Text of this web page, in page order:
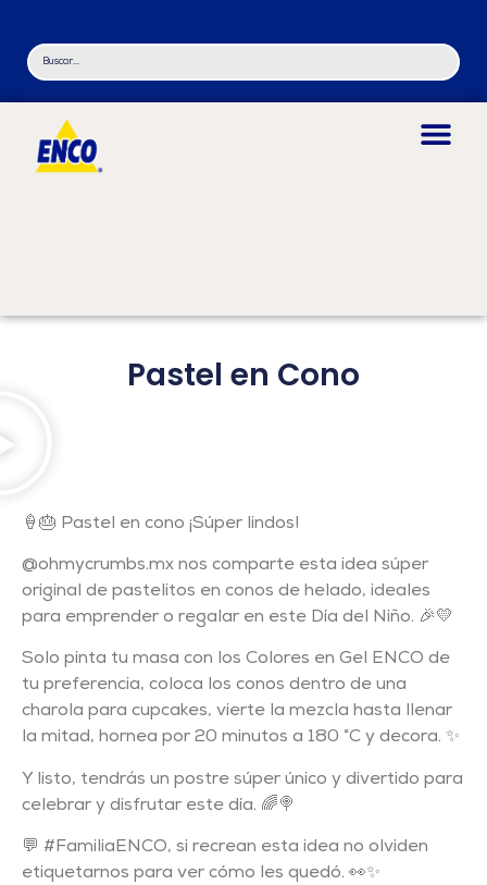
Pastel en Cono
🍦🎂 Pastel en cono ¡Súper lindos!
@ohmycrumbs.mx nos comparte esta idea súper
original de pastelitos en conos de helado, ideales
para emprender o regalar en este Día del Niño. 🎉💛
Solo pinta tu masa con los Colores en Gel ENCO de
tu preferencia, coloca los conos dentro de una
charola para cupcakes, vierte la mezcla hasta llenar
la mitad, hornea por 20 minutos a 180 °C y decora. ✨
Y listo, tendrás un postre súper único y divertido para
celebrar y disfrutar este día. 🌈🍭
💬 #FamiliaENCO, si recrean esta idea no olviden
etiquetarnos para ver cómo les quedó. 👀✨